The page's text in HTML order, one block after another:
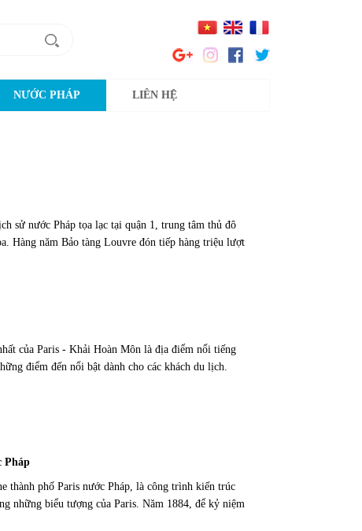
NƯỚC PHÁP LIÊN HỆ
sử nước Pháp tọa lạc tại quận 1, trung tâm thủ đô
Hàng năm Bảo tàng Louvre đón tiếp hàng triệu lượt
của Paris - Khải Hoàn Môn là địa điểm nổi tiếng
điểm đến nổi bật dành cho các khách du lịch.
Pháp
thành phố Paris nước Pháp, là công trình kiến trúc
những biểu tượng của Paris. Năm 1884, để kỷ niệm